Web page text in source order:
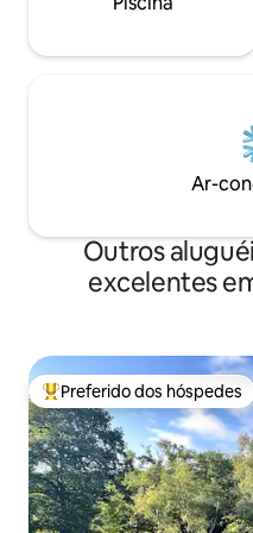
Ar-
Outros
excelentes
Entre os melhores
Preferido dos hóspedes